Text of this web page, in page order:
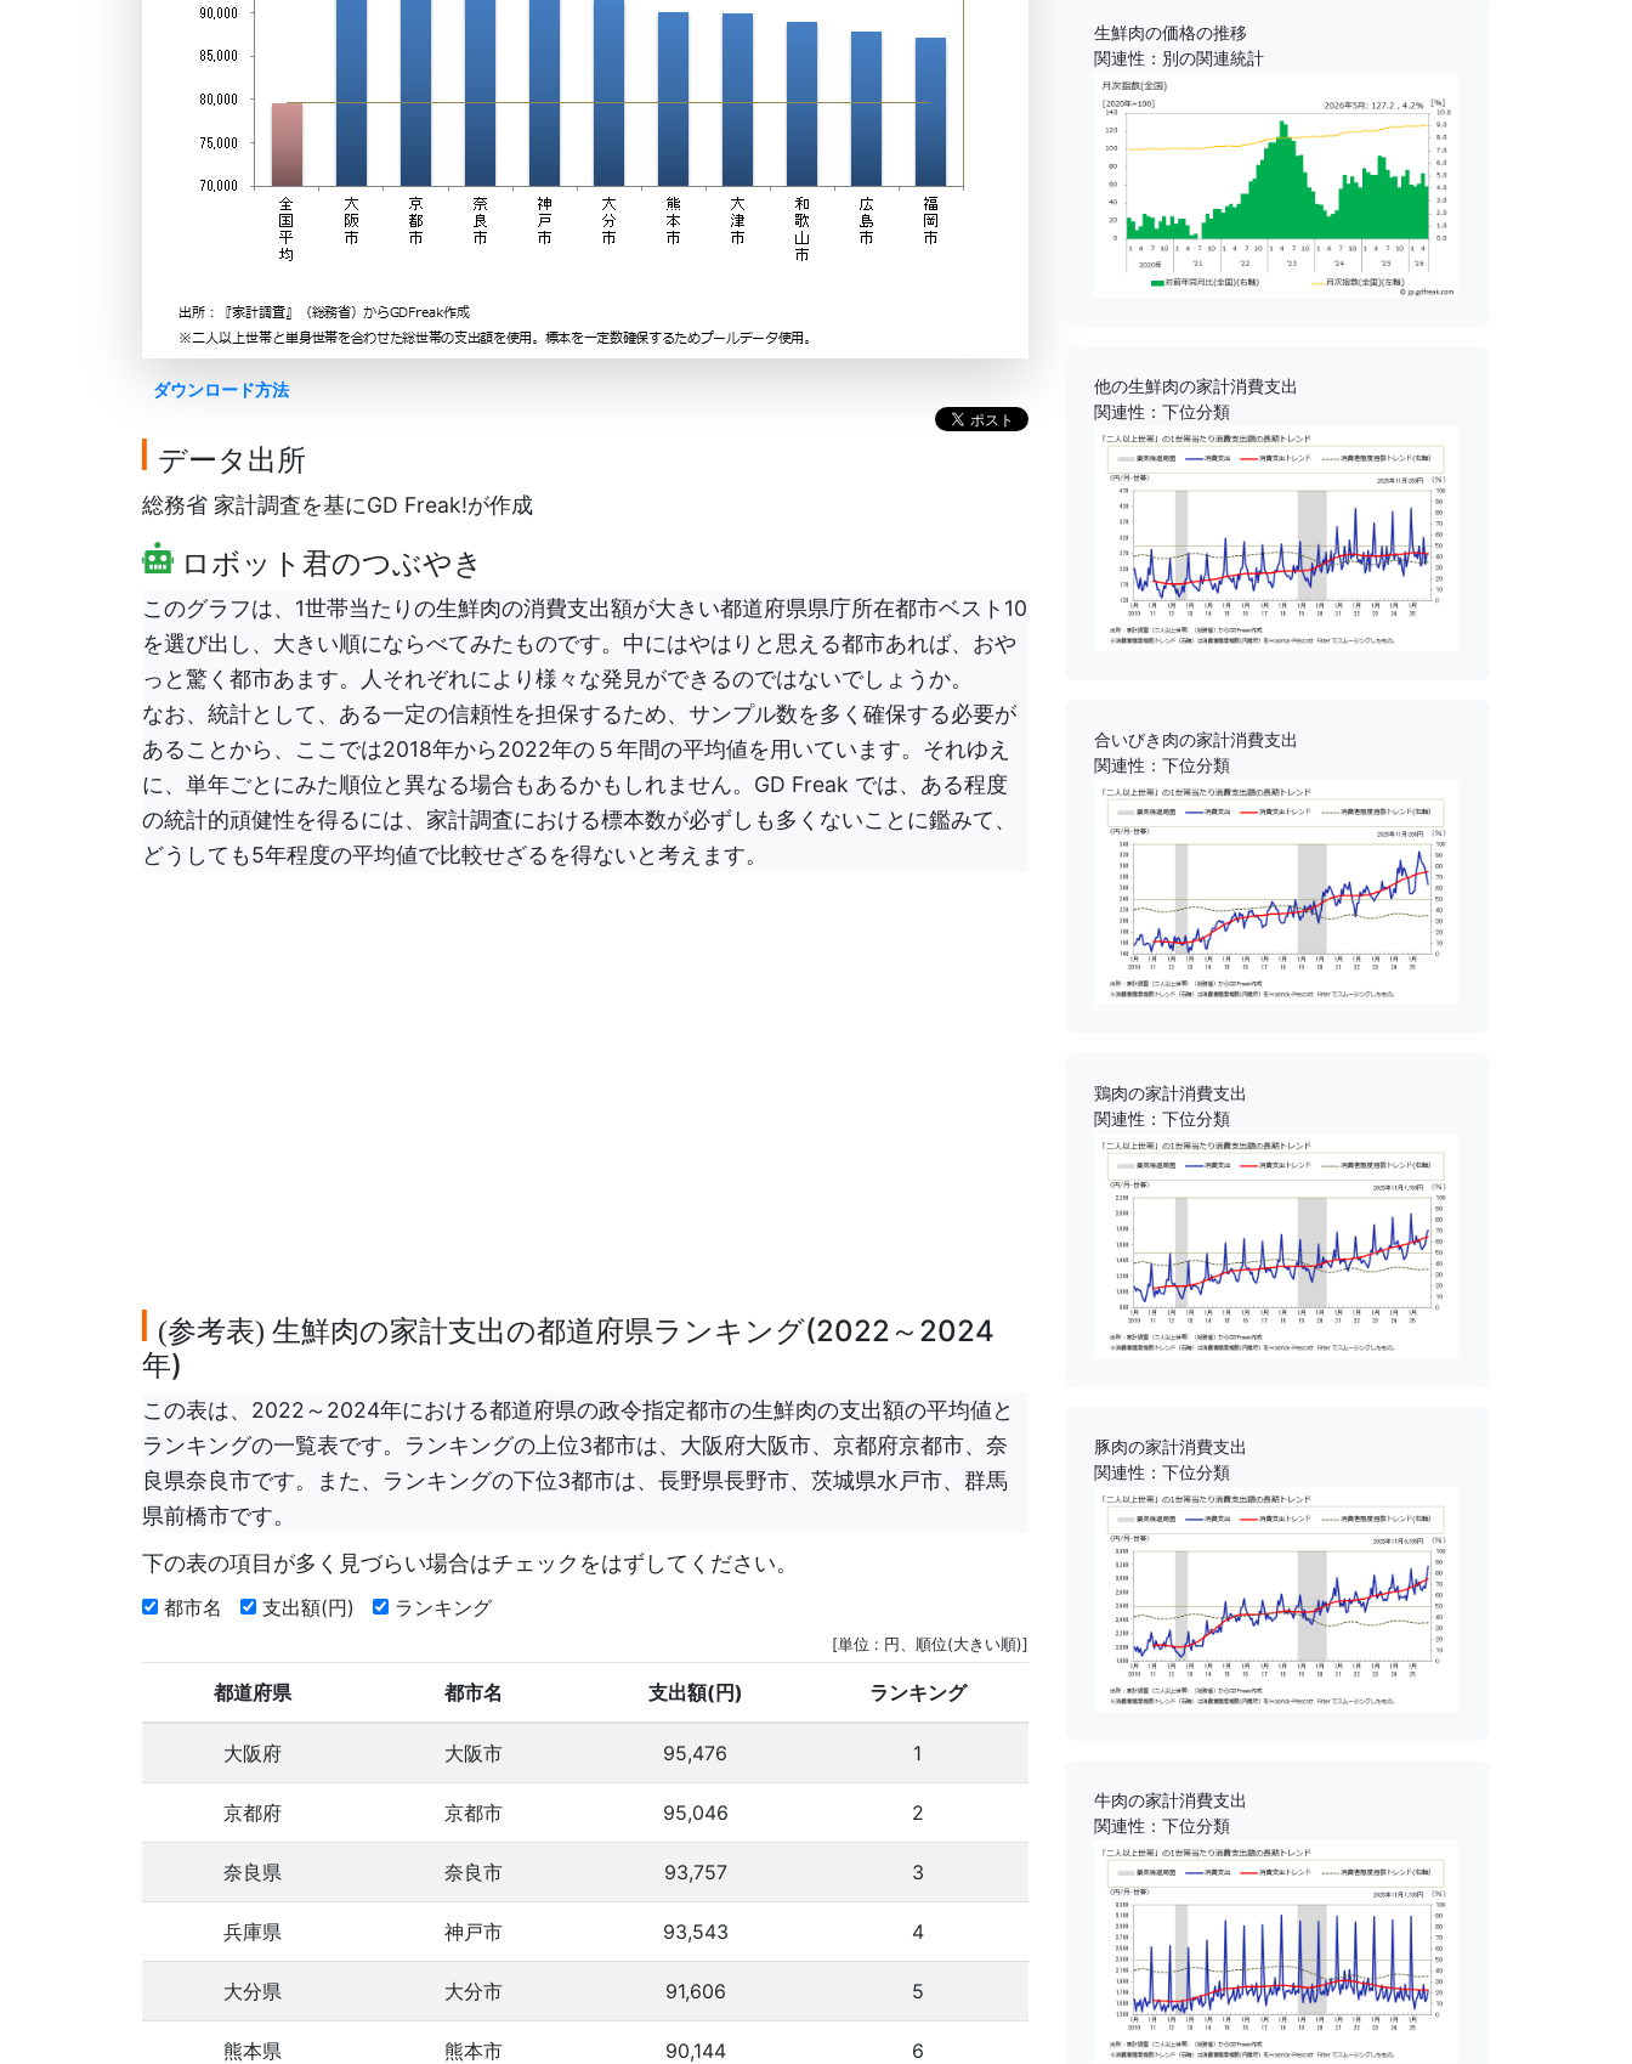
ダウンロード方法
データ出所
総務省 家計調査を基にGD Freak!が作成
ロボット君のつぶやき
このグラフは、1世帯当たりの生鮮肉の消費支出額が大きい都道府県県庁所在都市ベスト10
を選び出し、大きい順にならべてみたものです。中にはやはりと思える都市あれば、おや
っと驚く都市あます。人それぞれにより様々な発見ができるのではないでしょうか。
なお、統計として、ある一定の信頼性を担保するため、サンプル数を多く確保する必要が
あることから、ここでは2018年から2022年の５年間の平均値を用いています。それゆえ
に、単年ごとにみた順位と異なる場合もあるかもしれません。GD Freak では、ある程度
の統計的頑健性を得るには、家計調査における標本数が必ずしも多くないことに鑑みて、
どうしても5年程度の平均値で比較せざるを得ないと考えます。
(参考表) 生鮮肉の家計支出の都道府県ランキング(2022～2024
年)
この表は、2022～2024年における都道府県の政令指定都市の生鮮肉の支出額の平均値と
ランキングの一覧表です。ランキングの上位3都市は、大阪府大阪市、京都府京都市、奈
良県奈良市です。また、ランキングの下位3都市は、長野県長野市、茨城県水戸市、群馬
県前橋市です。
下の表の項目が多く見づらい場合はチェックをはずしてください。
都市名 支出額(円) ランキング
[単位 : 円、順位(大きい順)]
都道府県 都市名 支出額(円) ランキング
大阪府 大阪市 95,476 1
京都府 京都市 95,046 2
奈良県 奈良市 93,757 3
兵庫県 神戸市 93,543 4
大分県 大分市 91,606 5
熊本県 熊本市 90,144 6
生鮮肉の価格の推移
関連性：別の関連統計
他の生鮮肉の家計消費支出
関連性：下位分類
合いびき肉の家計消費支出
関連性：下位分類
鶏肉の家計消費支出
関連性：下位分類
豚肉の家計消費支出
関連性：下位分類
牛肉の家計消費支出
関連性：下位分類